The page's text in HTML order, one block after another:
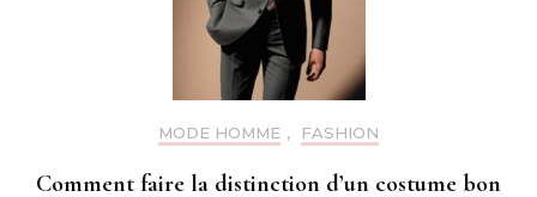
MODE HOMME , FASHION
Comment faire la distinction d’un costume bon